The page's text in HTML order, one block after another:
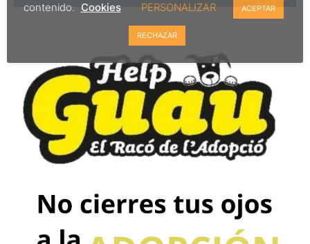
contenido. Cookies PERSONALIZAR ACEPTAR
RECHAZAR